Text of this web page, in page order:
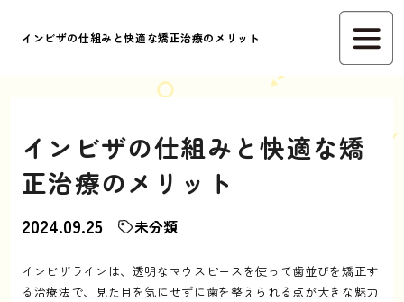
インビザの仕組みと快適な矯正治療のメリット
インビザの仕組みと快適な矯
正治療のメリット
2024.09.25 未分類
インビザラインは、透明なマウスピースを使って歯並びを矯正す
る治療法で、見た目を気にせずに歯を整えられる点が大きな魅力